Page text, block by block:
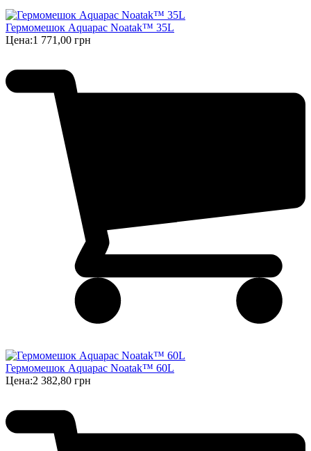
Гермомешок Aquapac Noatak™ 35L
Цена:1 771,00 грн
Гермомешок Aquapac Noatak™ 60L
Цена:2 382,80 грн